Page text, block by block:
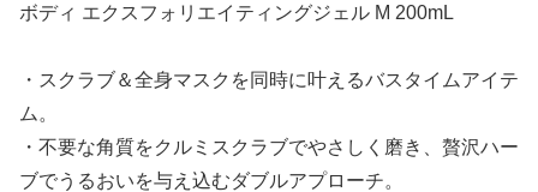
ボディ エクスフォリエイティングジェル M 200mL
・スクラブ＆全身マスクを同時に叶えるバスタイムアイテ
ム。
・不要な角質をクルミスクラブでやさしく磨き、贅沢ハー
ブでうるおいを与え込むダブルアプローチ。